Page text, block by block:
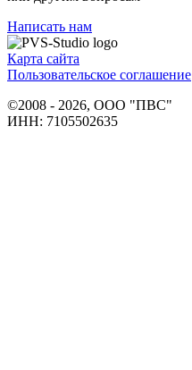
Написать нам
Карта сайта
Пользовательское соглашение
©2008 - 2026, ООО "ПВС"
ИНН: 7105502635